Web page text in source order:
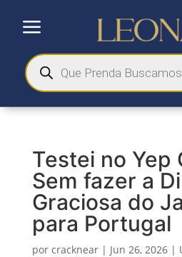
a
Búsqueda
de
productos
Testei no Yep
Sem fazer a
Graciosa do
para Portugal
por cracknear| Jun 26, 2026|